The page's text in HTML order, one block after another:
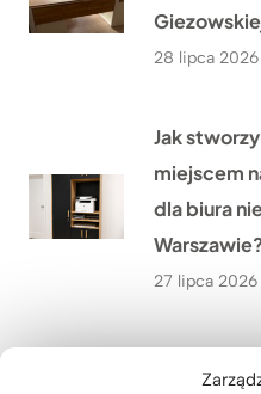
28 lipca 2026
Jak
miejscem
dla biura
27 lipca 2026